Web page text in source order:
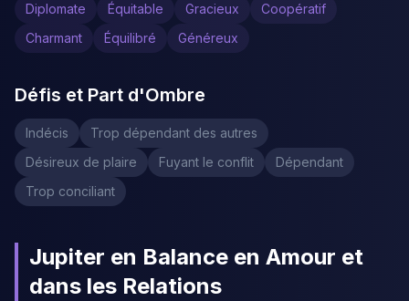
Diplomate Équitable Gracieux
Coopératif
Charmant
Équilibré Généreux
Défis et Part d'Ombre
Indécis
Trop dépendant des autres
Désireux de plaire
Fuyant le conflit
Dépendant
Trop conciliant
Jupiter en Balance en Amour et
dans les Relations